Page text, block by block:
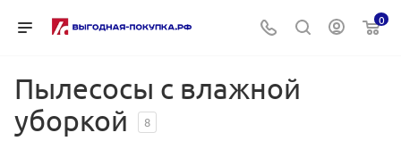
0
Пылесосы с влажной
уборкой
8